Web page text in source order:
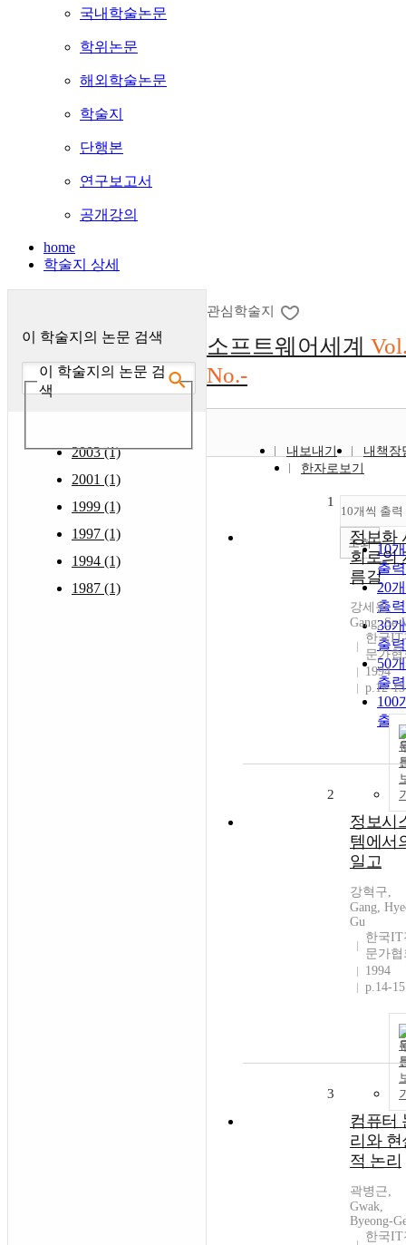
국내학술논문
학위논문
해외학술논문
학술지
단행본
연구보고서
공개강의
home
학술지 상세
이 학술지의 논문 검색
이 학술지의 논문 검
색
2003 (1)
2001 (1)
1999 (1)
1997 (1)
1994 (1)
1987 (1)
관심학술지
소프트웨어세계
No.-
내보내기
내책장
한자로보기
10개씩 출력
10
출력
20
출력
30
출력
50
출력
100
출력
조회
1
정보화
회로의
름길
강세원,
Gang, Se-
한국IT
문가협
1994
p.12-13
2
정보시
템에서
일고
강혁구,
Gang,
Gu
한국IT
문가협
1994
p.14-15
3
컴퓨터
리와 현
적 논리
곽병근,
Gwak,
Byeong-
한국IT